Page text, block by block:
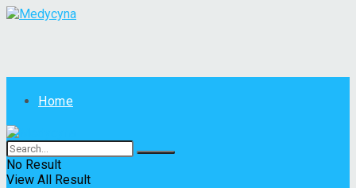
Home
Choroby
No Result
View All Result